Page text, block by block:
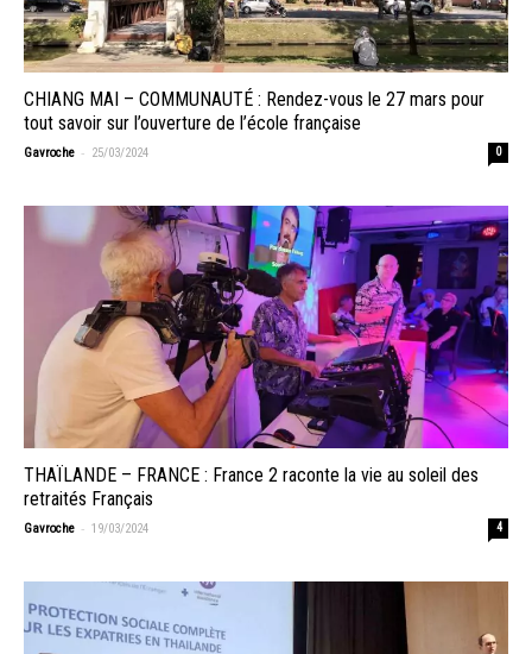
CHIANG MAI – COMMUNAUTÉ : Rendez-vous le 27 mars pour
tout savoir sur l’ouverture de l’école française
Gavroche - 25/03/2024 0
THAÏLANDE – FRANCE : France 2 raconte la vie au soleil des
retraités Français
Gavroche - 19/03/2024 4